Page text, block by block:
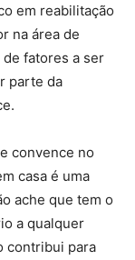
em reabilitação
na área de
fatores a ser
parte da
convence no
casa é uma
ache que tem o
a qualquer
contribui para